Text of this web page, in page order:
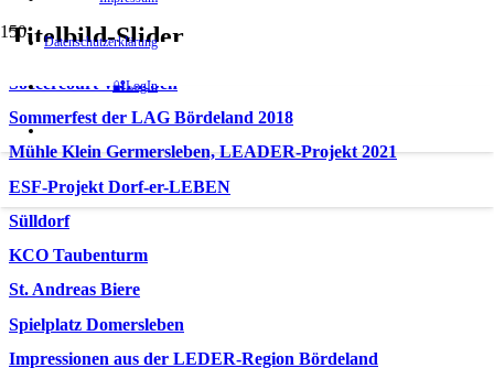
Datenschutzerklärung
🔐LogIn
Titelbild-Slider
Soccercourt Welsleben
Sommerfest der LAG Bördeland 2018
Mühle Klein Germersleben, LEADER-Projekt 2021
ESF-Projekt Dorf-er-LEBEN
Sülldorf
KCO Taubenturm
St. Andreas Biere
Spielplatz Domersleben
Impressionen aus der LEDER-Region Bördeland